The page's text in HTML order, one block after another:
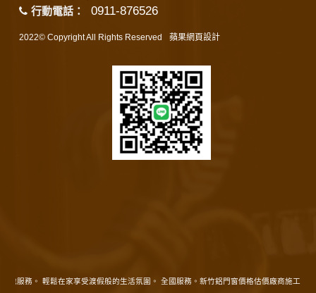
行動電話： 0911-876526
2022© Copyright All Rights Reserved 蘋果網頁設計
地服務。 輕鬆在家享受渡假般的生活氛圍。 全國服務。新竹鋁門窗價格估價廠商施工精